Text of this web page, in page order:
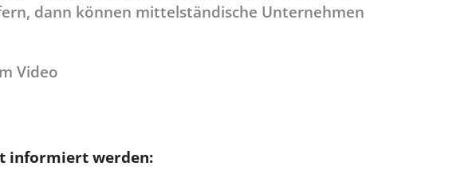
dann können mittelständische Unternehmen
Video
informiert werden: